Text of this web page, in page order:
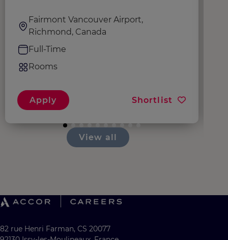
Fairmont Vancouver Airport,
Richmond, Canada
Full-Time
Rooms
Apply Shortlist
View all
82 rue Henri Farman, CS 20077